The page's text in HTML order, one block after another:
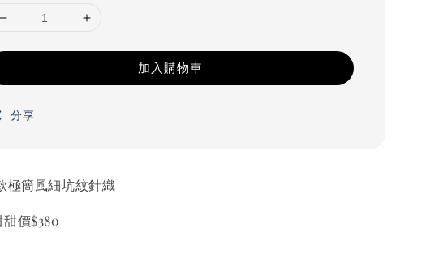
加入購物車
分享
極簡風細坑紋針織
價$380